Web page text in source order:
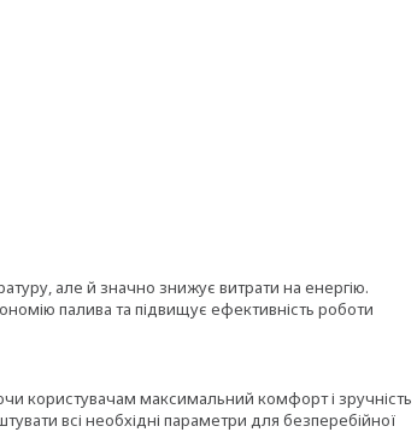
але й значно знижує витрати на енергію.
палива та підвищує ефективність роботи
користувачам максимальний комфорт і зручність
всі необхідні параметри для безперебійної